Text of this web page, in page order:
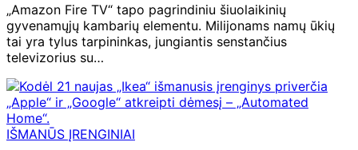
„Amazon Fire TV“ tapo pagrindiniu šiuolaikinių
gyvenamųjų kambarių elementu. Milijonams namų ūkių
tai yra tylus tarpininkas, jungiantis senstančius
televizorius su…
IŠMANŪS ĮRENGINIAI